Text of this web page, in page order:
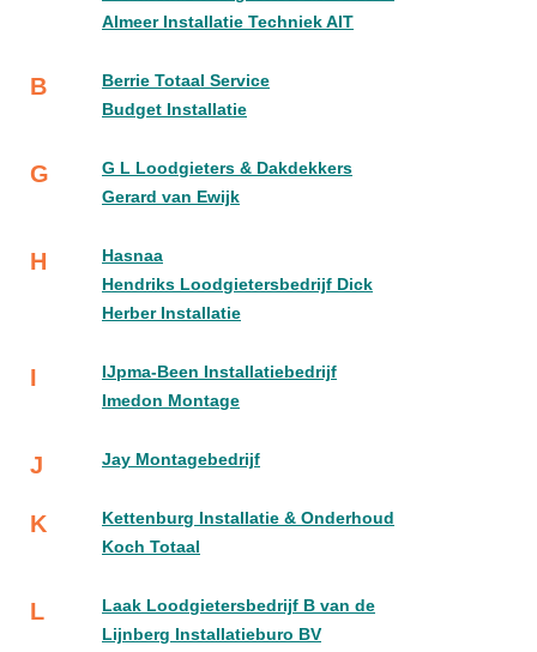
Almeer Installatie Techniek AIT
B
Berrie Totaal Service
Budget Installatie
G
G L Loodgieters & Dakdekkers
Gerard van Ewijk
H
Hasnaa
Hendriks Loodgietersbedrijf Dick
Herber Installatie
I
IJpma-Been Installatiebedrijf
Imedon Montage
J Jay Montagebedrijf
K
Kettenburg Installatie & Onderhoud
Koch Totaal
L
Laak Loodgietersbedrijf B van de
Lijnberg Installatieburo BV